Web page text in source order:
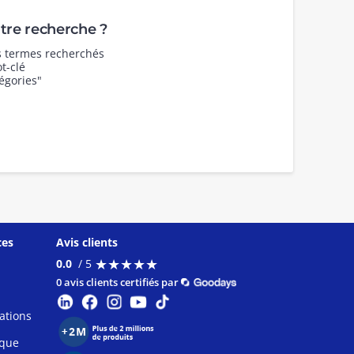
recherche ?
recherchés
clé
Avis clients
0.0 / 5 ★★★★★
★★★★★
0 avis clients certifiés par